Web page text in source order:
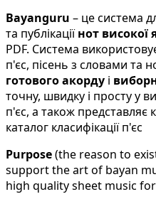
Bayanguru – це система
та публікаціїнот високої
PDF. Система
п'єс, пісень з словами та
готового акорду і
точну, швидку і просту у
п'єс, а також представляє
каталог класифікації п'єс
Purpose(the reason to
support the art of bayan
high quality sheet music